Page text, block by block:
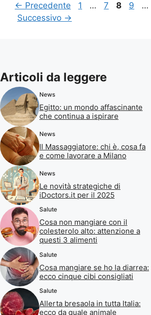
← Precedente Pagina
1 … Pagina
7 Pagina
8 Pagina
9 …
Successivo →
Articoli da leggere
News
Egitto: un mondo affascinante
che continua a ispirare
News
Il Massaggiatore: chi è, cosa fa
e come lavorare a Milano
News
Le novità strategiche di
iDoctors.it per il 2025
Salute
Cosa non mangiare con il
colesterolo alto: attenzione a
questi 3 alimenti
Salute
Cosa mangiare se ho la diarrea:
ecco cinque cibi consigliati
Salute
Allerta bresaola in tutta Italia:
ecco da quale animale